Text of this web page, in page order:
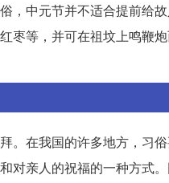
，中元节并不适合提前给
枣等，并可在祖坟上鸣鞭
。在我国的许多地方，习
对亲人的祝福的一种方式